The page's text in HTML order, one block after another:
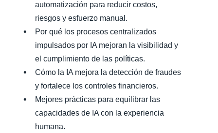
automatización para reducir costos,
riesgos y esfuerzo manual.
Por qué los procesos centralizados
impulsados por IA mejoran la visibilidad y
el cumplimiento de las políticas.
Cómo la IA mejora la detección de fraudes
y fortalece los controles financieros.
Mejores prácticas para equilibrar las
capacidades de IA con la experiencia
humana.